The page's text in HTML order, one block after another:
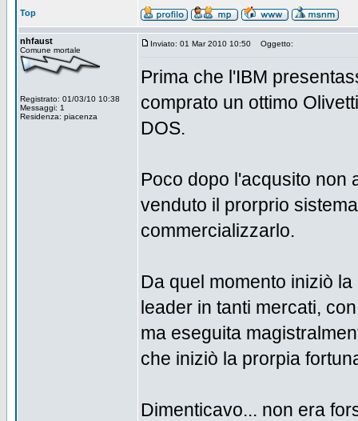
Top
nhfaust
Comune mortale
Registrato: 01/03/10 10:38
Messaggi: 1
Residenza: piacenza
Inviato: 01 Mar 2010 10:50 Oggetto:
Prima che l'IBM
comprato un ottimo
DOS.
Poco dopo l'acqusito non
venduto il prorprio
commercializzarlo.
Da quel momento iniziò
leader in tanti mercati,
ma eseguita
che iniziò la prorpia
Dimenticavo... non era